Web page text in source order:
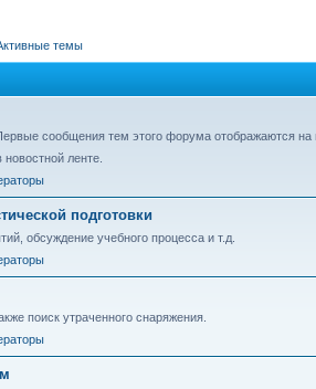
темы
сообщения тем этого форума отображаются на
ленте.
подготовки
обсуждение учебного процесса и т.д.
поиск утраченного снаряжения.